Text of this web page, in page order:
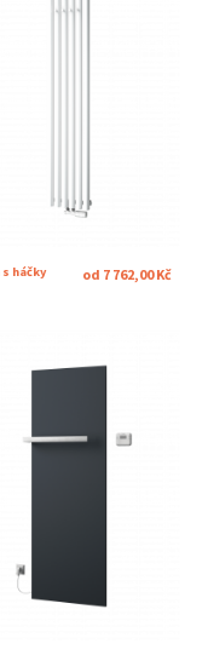
s háčky od 7 762,00 Kč